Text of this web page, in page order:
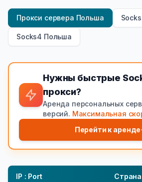
Прокси сервера Польша
Socks4 Польша
Нужны быстрые
прокси?
Аренда персональных
версий. Максимальная
Перейти к аренде
IP : Port Страна